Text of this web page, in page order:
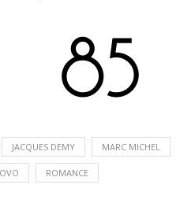
JACQUES DEMY MARC MICHEL
ROMANCE